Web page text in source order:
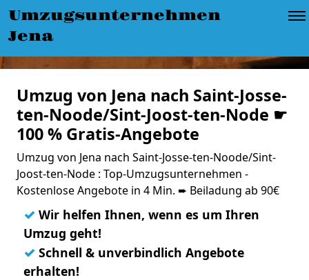
Umzugsunternehmen
Jena
Umzug von Jena nach Saint-Josse-
ten-Noode/Sint-Joost-ten-Node ☛
100 % Gratis-Angebote
Umzug von Jena nach Saint-Josse-ten-Noode/Sint-
Joost-ten-Node : Top-Umzugsunternehmen -
Kostenlose Angebote in 4 Min. ➨ Beiladung ab 90€
✓ Wir helfen Ihnen, wenn es um Ihren
Umzug geht!
✓ Schnell & unverbindlich Angebote
erhalten!